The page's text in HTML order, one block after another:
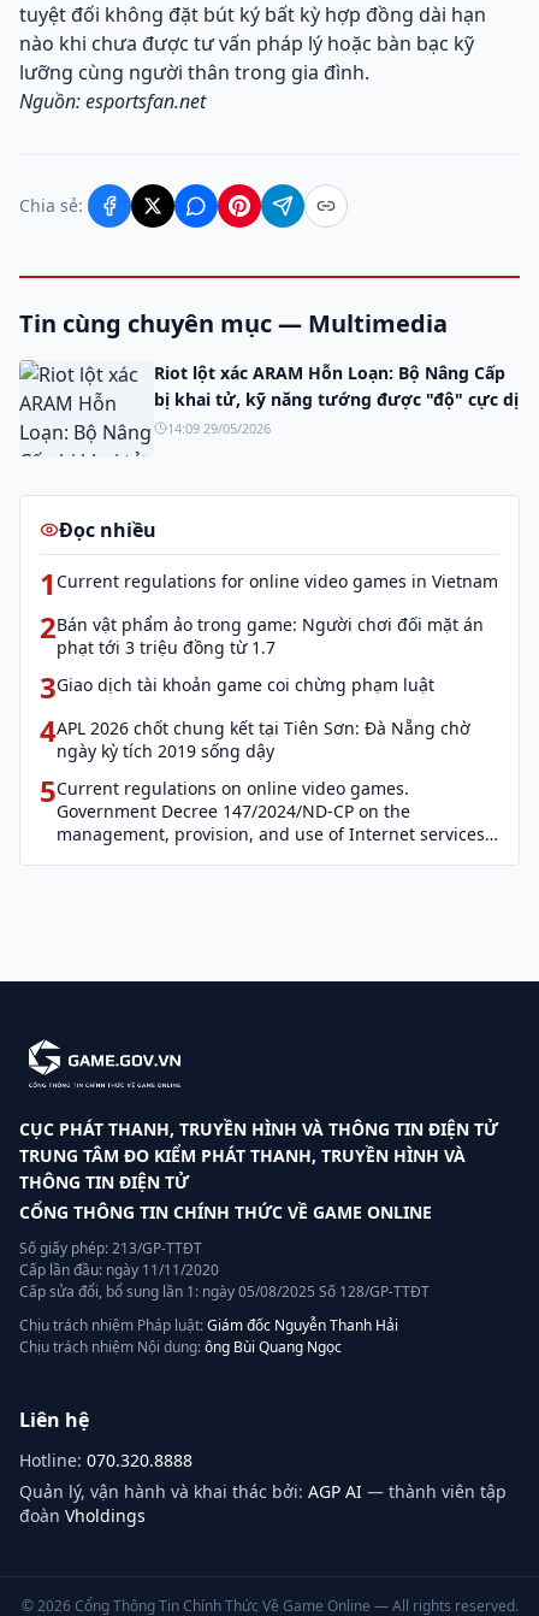
tuyệt đối không đặt bút ký bất kỳ hợp đồng dài hạn
nào khi chưa được tư vấn pháp lý hoặc bàn bạc kỹ
lưỡng cùng người thân trong gia đình.
Nguồn: esportsfan.net
Chia sẻ:
Tin cùng chuyên mục — Multimedia
Riot lột xác ARAM Hỗn Loạn: Bộ Nâng Cấp
bị khai tử, kỹ năng tướng được "độ" cực dị
14:09 29/05/2026
Đọc nhiều
1 Current regulations for online video games in Vietnam
2Bán vật phẩm ảo trong game: Người chơi đối mặt án
phạt tới 3 triệu đồng từ 1.7
3Giao dịch tài khoản game coi chừng phạm luật
4APL 2026 chốt chung kết tại Tiên Sơn: Đà Nẵng chờ
ngày kỳ tích 2019 sống dậy
5Current regulations on online video games.
Government Decree 147/2024/ND-CP on the
management, provision, and use of Internet services
CỤC PHÁT THANH, TRUYỀN HÌNH VÀ THÔNG TIN ĐIỆN TỬ
TRUNG TÂM ĐO KIỂM PHÁT THANH, TRUYỀN HÌNH VÀ
THÔNG TIN ĐIỆN TỬ
CỔNG THÔNG TIN CHÍNH THỨC VỀ GAME ONLINE
Số giấy phép: 213/GP-TTĐT
Cấp lần đầu: ngày 11/11/2020
Cấp sửa đổi, bổ sung lần 1: ngày 05/08/2025 Số 128/GP-TTĐT
Chịu trách nhiệm Pháp luật:Giám đốc Nguyễn Thanh Hải
Chịu trách nhiệm Nội dung:ông Bùi Quang Ngọc
Liên hệ
Hotline: 070.320.8888
Quản lý, vận hành và khai thác bởi: AGP AI — thành viên tập
đoàn Vholdings
©2026 Cổng Thông Tin Chính Thức Về Game Online — All rights reserved.